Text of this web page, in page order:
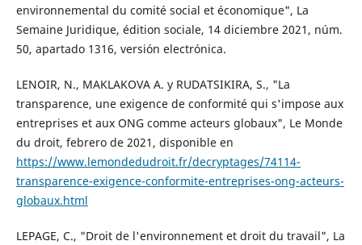
environnemental du comité social et économique", La
Semaine Juridique, édition sociale, 14 diciembre 2021, núm.
50, apartado 1316, versión electrónica.
LENOIR, N., MAKLAKOVA A. y RUDATSIKIRA, S., "La
transparence, une exigence de conformité qui s'impose aux
entreprises et aux ONG comme acteurs globaux", Le Monde
du droit, febrero de 2021, disponible en
https://www.lemondedudroit.fr/decryptages/74114-
transparence-exigence-conformite-entreprises-ong-acteurs-
globaux.html
LEPAGE, C., "Droit de l'environnement et droit du travail", La